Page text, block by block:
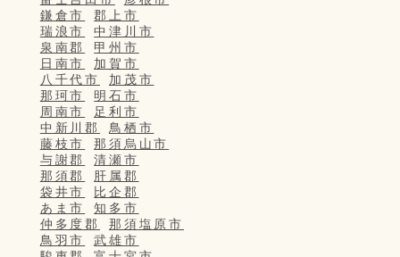
鎌倉市
郡上市
瑞浪市
中津川市
泉南郡
甲州市
日南市
加賀市
八千代市
加茂市
那珂市
明石市
周南市
足利市
中新川郡
鳥栖市
藤枝市
那須烏山市
与謝郡
清瀬市
那須郡
肝属郡
袋井市
比企郡
あま市
知多市
仲多度郡
那須塩原市
鳥羽市
武雄市